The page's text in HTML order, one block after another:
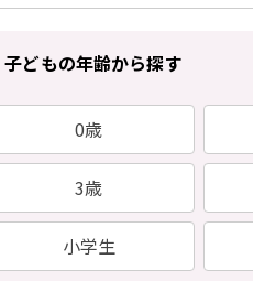
子どもの年齢から探す
0歳
3歳
小学生